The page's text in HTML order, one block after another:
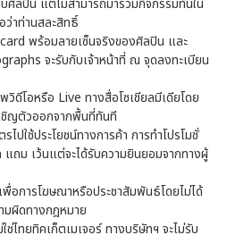
ลปิน แต่ไม่สามารถมาร่วมกิจกรรมทันใน
ว่าท่านสละสิทธิ์
พร้อมลายเซ็นจริงของศิลปิน และ
จะรับกับเจ้าหน้าที่ ณ จุดลงทะเบียน
ดีโอหรือ Live ทางสื่อโซเชียลมีเดียโดย
ชิญตัวออกจากพื้นที่ทันที
ปใช้ประโยชน์ทางการค้า การทำโปรโมชั่
ถม เว้นแต่จะได้รับความยินยอมจากทางผู้
อการโฆษณาหรือประชาสัมพันธ์โดยไม่ได้
ผิดทางกฎหมาย
ไทยทิคเก็ตเมเจอร์ ทางบริษัทฯ จะไม่รับ